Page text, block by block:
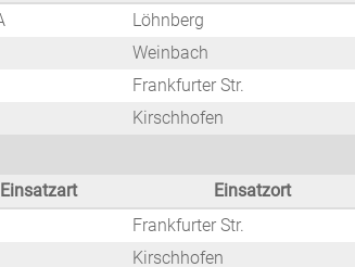
Löhnberg
Weinbach
Frankfurter Str.
Kirschhofen
Einsatzart Einsatzort
Frankfurter Str.
Kirschhofen